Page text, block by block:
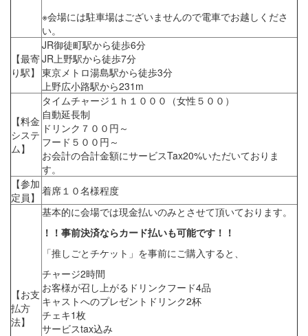
※会場には駐車場はございませんので電車でお越しくださ
い。
【最寄
り駅】
JR御徒町駅から徒歩6分
JR上野駅から徒歩7分
東京メトロ湯島駅から徒歩3分
上野広小路駅から231m
【料金
システ
ム】
タイムチャージ１ｈ１０００（女性５００）
自動延長制
ドリンク７００円～
フード５００円～
お会計の合計金額にサービスTax20%いただいておりま
す。
【参加
定員】 着席１０名様程度
【お支
払方
法】
基本的に会場では現金払いのみとさせて頂いております。
！！事前決済ならカード払いも可能です！！
「推しごとチケット」を事前にご購入すると、
チャージ2時間
お客様が召し上がるドリンクフード4品
キャストへのプレゼントドリンク2杯
チェキ1枚
サービスtax込み